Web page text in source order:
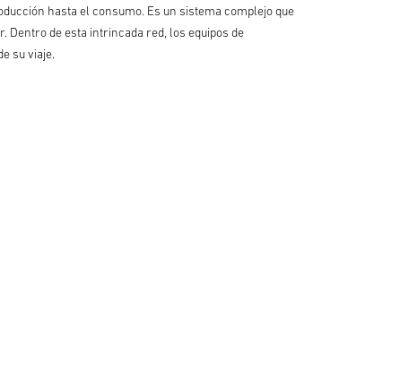
hasta el consumo. Es un sistema complejo que
Dentro de esta intrincada red, los equipos de
su viaje.